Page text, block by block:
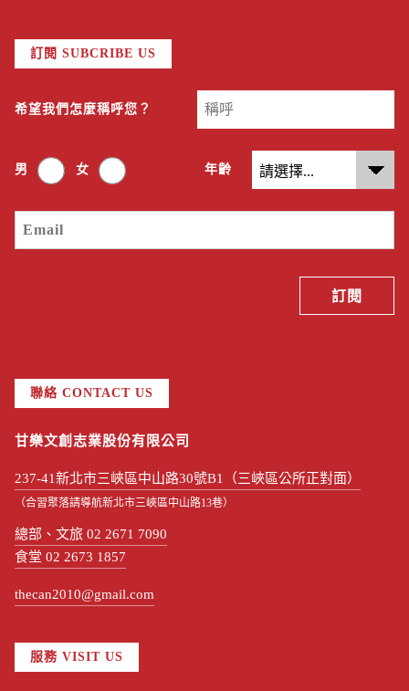
訂閱 SUBCRIBE US
希望我們怎麼稱呼您？
男 女 年齡
聯絡 CONTACT US
甘樂文創志業股份有限公司
237-41新北市三峽區中山路30號B1（三峽區公所正對面）
（合習聚落請導航新北市三峽區中山路13巷）
總部、文旅 02 2671 7090
食堂 02 2673 1857
thecan2010@gmail.com
服務 VISIT US